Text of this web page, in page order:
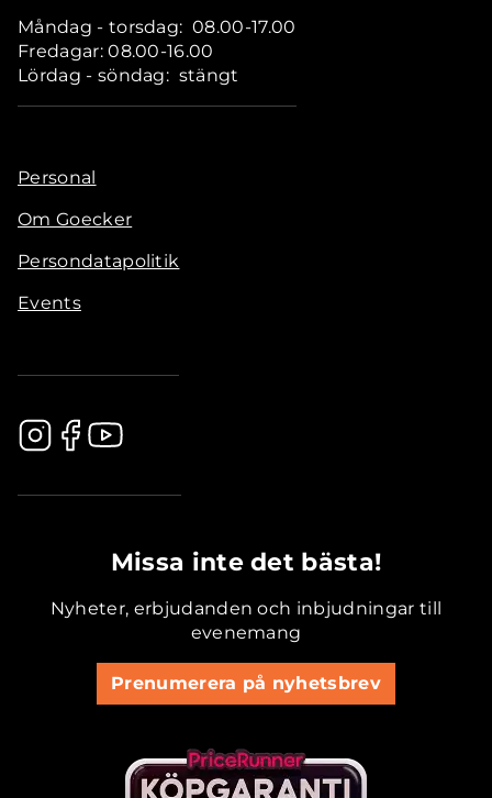
Måndag - torsdag: 08.00-17.00
Fredagar: 08.00-16.00
Lördag - söndag: stängt
Personal
Om Goecker
Persondatapolitik
Events
Missa inte det bästa!
Nyheter, erbjudanden och inbjudningar till
evenemang
Prenumerera på nyhetsbrev